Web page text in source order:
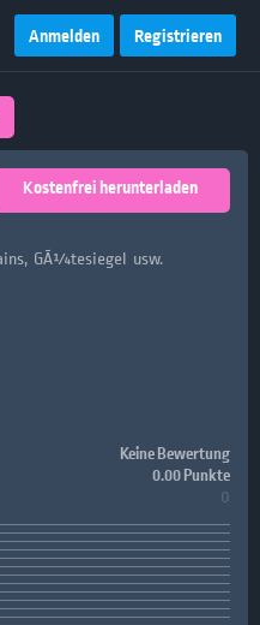
Anmelden Registrieren
Kostenfrei herunterladen
Keine Bewertung
0.00 Punkte
0
GÃ¼tesiegel usw.